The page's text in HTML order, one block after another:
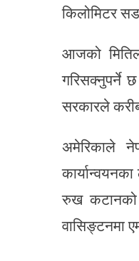
किलोमिटर
आजको
गरिसक्नुपर्ने
सरकारले
अमेरिकाले
रुख कटानको
वासिङ्टनमा